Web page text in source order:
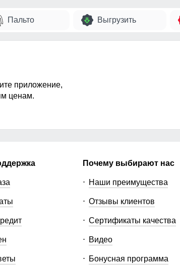
Пальто Выгрузить
приложение,
ценам.
Почему выбирают нас
Наши преимущества
Отзывы клиентов
Сертификаты качества
Видео
Бонусная программа